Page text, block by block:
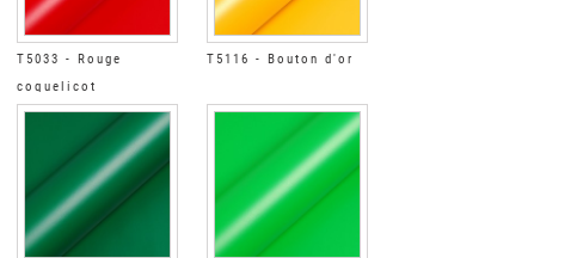
T5033 - Rouge
coquelicot
T5116 - Bouton d'or